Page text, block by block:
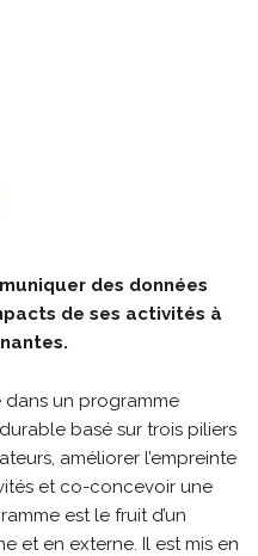
des données
de ses activités à
dans un programme
basé sur trois piliers
améliorer l’empreinte
et co-concevoir une
est le fruit d’un
et en externe. Il est mis en